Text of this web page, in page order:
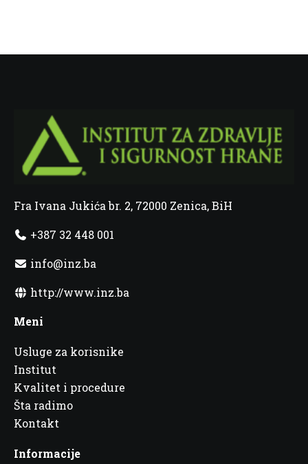
Fra Ivana Jukića br. 2, 72000 Zenica, BiH
+387 32 448 001
info@inz.ba
http://www.inz.ba
Meni
Usluge za korisnike
Institut
Kvalitet i procedure
Šta radimo
Kontakt
Informacije